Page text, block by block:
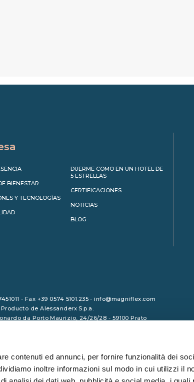
contenuti ed annunci, per fornire funzionalità dei
inoltre informazioni sul modo in cui utilizzi il
BIENESTAR
Y TECNOLOGÍAS
DUERME COMO EN UN HOTEL DE
5 ESTRELLAS
CERTIFICACIONES
NOTICIAS
BLOG
- Fax +39 0574 5101.235 - info@magniflex.com
de Alessanderx S.p.a.
da Porto Maurizio, 24/26/28 - 59100 Prato
- REA PO/465133 - Código fiscal 01246380461